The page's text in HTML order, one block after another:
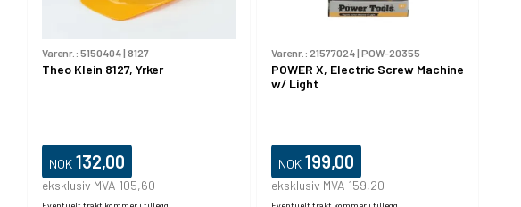
Varenr.: 5150404| 8127
Theo Klein 8127, Yrker
NOK 132,00
eksklusiv MVA 105,60
Eventuelt frakt kommer i tillegg.
Varenr.: 21577024| POW-20355
POWER X, Electric Screw Machine
w/ Light
NOK 199,00
eksklusiv MVA 159,20
Eventuelt frakt kommer i tillegg.